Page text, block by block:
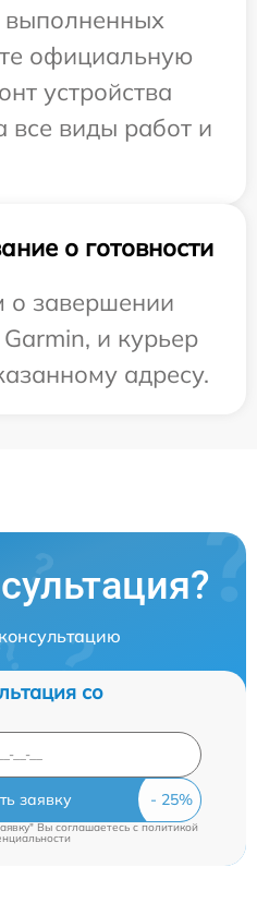
выполненных
официальную
устройства
все виды работ и
о готовности
завершении
и курьер
адресу.
со
заявку
Вы соглашаетесь cполитикой